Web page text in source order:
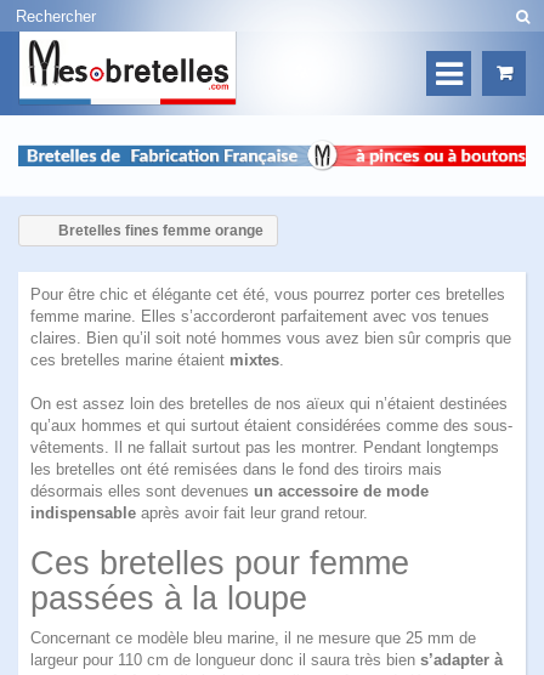
Bretelles fines femme orange
Pour être chic et élégante cet été, vous pourrez porter ces bretelles
femme marine. Elles s’accorderont parfaitement avec vos tenues
claires. Bien qu’il soit noté hommes vous avez bien sûr compris que
ces bretelles marine étaient mixtes.
On est assez loin des bretelles de nos aïeux qui n’étaient destinées
qu’aux hommes et qui surtout étaient considérées comme des sous-
vêtements. Il ne fallait surtout pas les montrer. Pendant longtemps
les bretelles ont été remisées dans le fond des tiroirs mais
désormais elles sont devenues un accessoire de mode
indispensable après avoir fait leur grand retour.
Ces bretelles pour femme
passées à la loupe
Concernant ce modèle bleu marine, il ne mesure que 25 mm de
largeur pour 110 cm de longueur donc il saura très bien s’adapter à